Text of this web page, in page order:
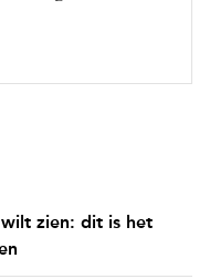
zien: dit is het